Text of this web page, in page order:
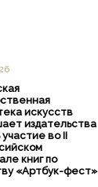
искусств
издательства
участие во II
книг по
«Артбук-фест»